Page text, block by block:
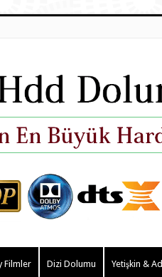
Filmler Dizi Dolumu Yetişkin &